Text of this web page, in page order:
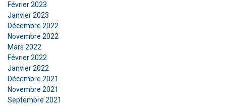
Février 2023
Janvier 2023
Décembre 2022
Novembre 2022
Mars 2022
Février 2022
Janvier 2022
Décembre 2021
Novembre 2021
Septembre 2021